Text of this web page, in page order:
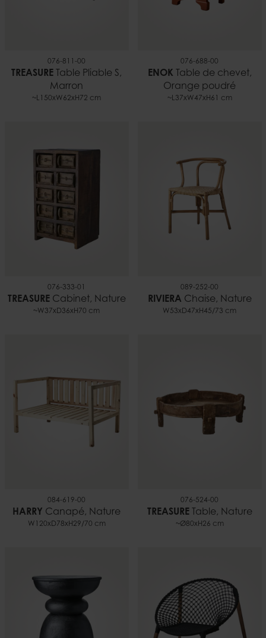
076-811-00
TREASURE Table Pliable S,
Marron
~L150xW62xH72 cm
076-688-00
ENOK Table de chevet,
Orange poudré
~L37xW47xH61 cm
076-333-01
TREASURECabinet, Nature
~W37xD36xH70 cm
089-252-00
RIVIERA Chaise, Nature
W53xD47xH45/73 cm
084-619-00
HARRY Canapé, Nature
W120xD78xH29/70 cm
076-524-00
TREASURETable, Nature
~Ø80xH26 cm